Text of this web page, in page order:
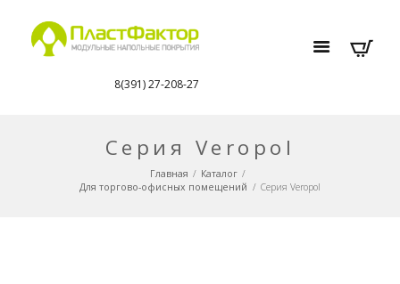
8(391) 27-208-27
Серия Veropol
Главная
Каталог
Для торгово-офисных помещений
Серия Veropol